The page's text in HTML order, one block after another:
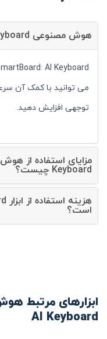
هوش مصنوعی SmartBoard: AI Keyboard چیست؟
می توانید با کمک آن
توجهی افزایش دهید.
Keyboard چیست؟
است؟
AI Keyboard